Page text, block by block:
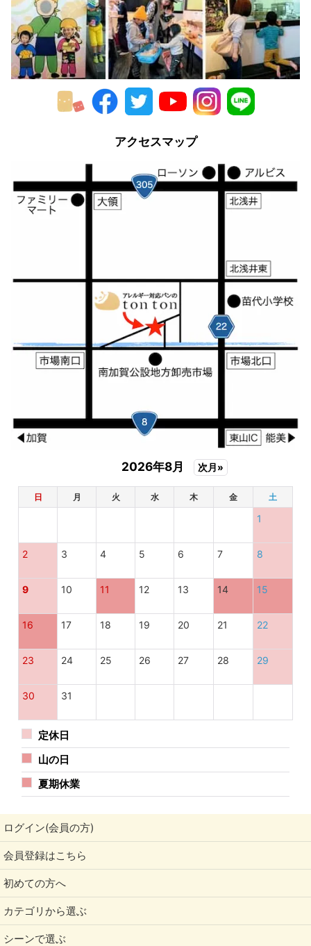
2016年
2015年
2014年
アクセスマップ
2026年8月 次月»
日 月 火 水 木 金 土
1
2 3 4 5 6 7 8
9 10 11 12 13 14 15
16 17 18 19 20 21 22
23 24 25 26 27 28 29
30 31
定休日
山の日
夏期休業
ログイン(会員の方)
会員登録はこちら
初めての方へ
カテゴリから選ぶ
シーンで選ぶ